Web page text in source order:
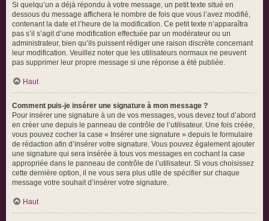
Si quelqu’un a déjà répondu à votre message, un petit texte situé en
dessous du message affichera le nombre de fois que vous l’avez modifié,
contenant la date et l’heure de la modification. Ce petit texte n’apparaîtra
pas s’il s’agit d’une modification effectuée par un modérateur ou un
administrateur, bien qu’ils puissent rédiger une raison discrète concernant
leur modification. Veuillez noter que les utilisateurs normaux ne peuvent
pas supprimer leur propre message si une réponse a été publiée.
Haut
Comment puis-je insérer une signature à mon message ?
Pour insérer une signature à un de vos messages, vous devez tout d’abord
en créer une depuis le panneau de contrôle de l’utilisateur. Une fois créée,
vous pouvez cocher la case « Insérer une signature » depuis le formulaire
de rédaction afin d’insérer votre signature. Vous pouvez également ajouter
une signature qui sera insérée à tous vos messages en cochant la case
appropriée dans le panneau de contrôle de l’utilisateur. Si vous choisissez
cette dernière option, il ne vous sera plus utile de spécifier sur chaque
message votre souhait d’insérer votre signature.
Haut